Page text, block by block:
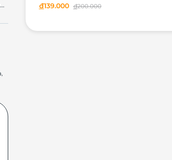
đ139.000 đ200.000